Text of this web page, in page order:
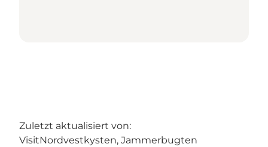
Zuletzt aktualisiert von:
VisitNordvestkysten, Jammerbugten